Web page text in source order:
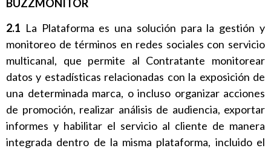
BUZZMONITOR
2.1 La Plataforma es una solución para la gestión y
monitoreo de términos en redes sociales con servicio
multicanal, que permite al Contratante monitorear
datos y estadísticas relacionadas con la exposición de
una determinada marca, o incluso organizar acciones
de promoción, realizar análisis de audiencia, exportar
informes y habilitar el servicio al cliente de manera
integrada dentro de la misma plataforma, incluido el